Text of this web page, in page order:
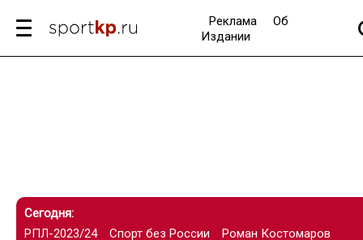
Реклама
Об
Издании
Сегодня:
РПЛ-2023/24
Спорт без России
Роман Костомаров